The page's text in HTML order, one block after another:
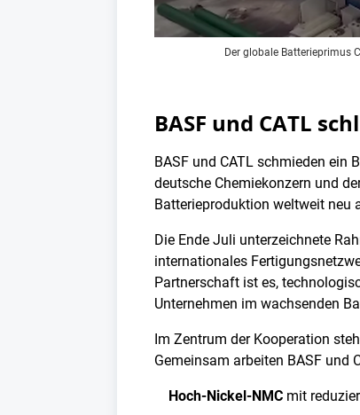
Der globale Batterieprimus
BASF und CATL
BASF und CATL schmieden ein
deutsche Chemiekonzern und
Batterieproduktion weltweit neu
Die Ende Juli unterzeichnete
internationales
Partnerschaft ist es,
Unternehmen im wachsenden
Im Zentrum der Kooperation
Gemeinsam arbeiten BASF und
Hoch-Nickel-NMC mit